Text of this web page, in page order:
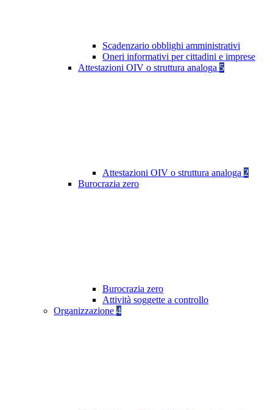
Scadenzario obblighi amministrativi
Oneri informativi per cittadini e imprese
Attestazioni OIV o struttura analoga 5
Attestazioni OIV o struttura analoga 2
Burocrazia zero
Burocrazia zero
Attività soggette a controllo
Organizzazione 4